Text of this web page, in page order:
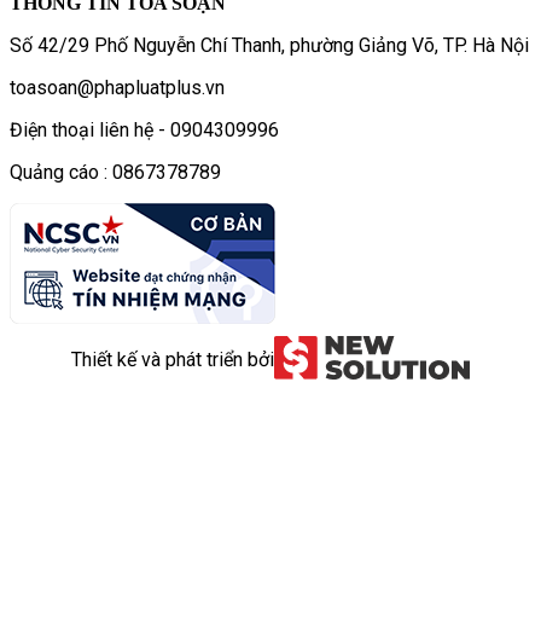
Số 42/29 Phố Nguyễn Chí Thanh, phường Giảng Võ, TP. Hà Nội
toasoan@phapluatplus.vn
Điện thoại liên hệ - 0904309996
Quảng cáo : 0867378789
Thiết kế và phát triển bởi